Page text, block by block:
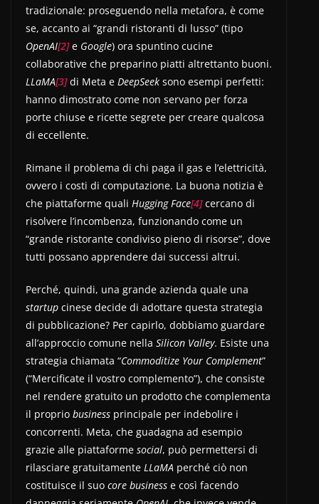
tradizionale: proseguendo nella metafora, è come
se, accanto ai “grandi ristoranti di lusso” (tipo
OpenAI[2]e Google) ora spuntino cucine
collaborative che preparino piatti altrettanto buoni.
LLaMA[3]di Meta e DeepSeek sono esempi perfetti:
hanno dimostrato come non servano per forza
porte chiuse e ricette segrete per creare qualcosa
di eccellente.
Rimane il problema di chi paga il gas e l’elettricità,
ovvero i costi di computazione. La buona notizia è
che piattaforme quali Hugging Face[4]cercano di
risolvere l’incombenza, funzionando come un
“grande ristorante condiviso pieno di risorse”, dove
tutti possano apprendere dai successi altrui.
Perché, quindi, una grande azienda quale una
startup cinese decide di adottare questa strategia
di pubblicazione? Per capirlo, dobbiamo guardare
all’approccio comune nella Silicon Valley. Esiste una
strategia chiamata “Commoditize Your Complement”
(“Mercificate il vostro complemento”), che consiste
nel rendere gratuito un prodotto che complementa
il proprio business principale per indebolire i
concorrenti. Meta, che guadagna ad esempio
grazie alle piattaforme social, può permettersi di
rilasciare gratuitamente LLaMA perché ciò non
costituisce il suo core business e così facendo